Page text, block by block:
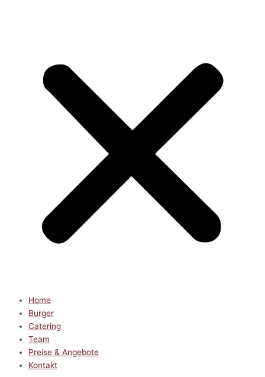
Home
Burger
Catering
Team
Preise & Angebote
Kontakt